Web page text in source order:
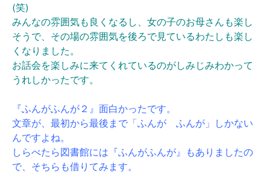
(笑)
みんなの雰囲気も良くなるし、女の子のお母さんも楽し
そうで、その場の雰囲気を後ろで見ているわたしも楽し
くなりました。
お話会を楽しみに来てくれているのがしみじみわかって
うれしかったです。
『ふんがふんが２』面白かったです。
文章が、最初から最後まで「ふんが ふんが」しかない
んですよね。
しらべたら図書館には『ふんがふんが』もありましたの
で、そちらも借りてみます。